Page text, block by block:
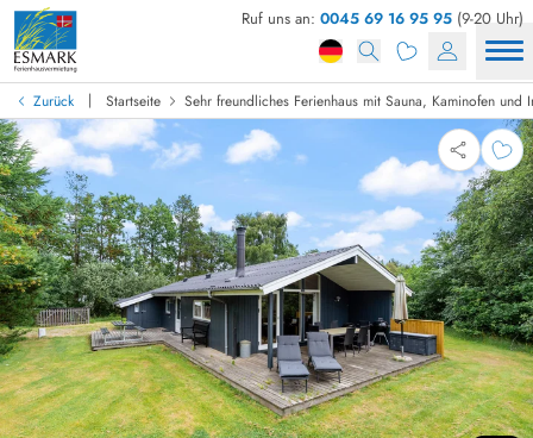
Ruf uns an: 0045 69 16 95 95 (9-20 Uhr)
Zurück | Startseite Sehr freundliches Ferienhaus mit Sauna, Kaminofen und